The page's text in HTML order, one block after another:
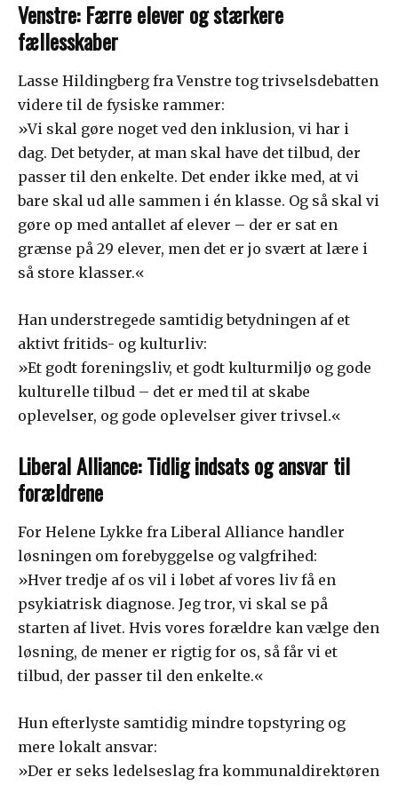
Venstre: Færre elever og stærkere
fællesskaber
Lasse Hildingberg fra Venstre tog trivselsdebatten
videre til de fysiske rammer:
»Vi skal gøre noget ved den inklusion, vi har i
dag. Det betyder, at man skal have det tilbud, der
passer til den enkelte. Det ender ikke med, at vi
bare skal ud alle sammen i én klasse. Og så skal vi
gøre op med antallet af elever – der er sat en
grænse på 29 elever, men det er jo svært at lære i
så store klasser.«
Han understregede samtidig betydningen af et
aktivt fritids- og kulturliv:
»Et godt foreningsliv, et godt kulturmiljø og gode
kulturelle tilbud – det er med til at skabe
oplevelser, og gode oplevelser giver trivsel.«
Liberal Alliance: Tidlig indsats og ansvar til
forældrene
For Helene Lykke fra Liberal Alliance handler
løsningen om forebyggelse og valgfrihed:
»Hver tredje af os vil i løbet af vores liv få en
psykiatrisk diagnose. Jeg tror, vi skal se på
starten af livet. Hvis vores forældre kan vælge den
løsning, de mener er rigtig for os, så får vi et
tilbud, der passer til den enkelte.«
Hun efterlyste samtidig mindre topstyring og
mere lokalt ansvar:
»Der er seks ledelseslag fra kommunaldirektøren